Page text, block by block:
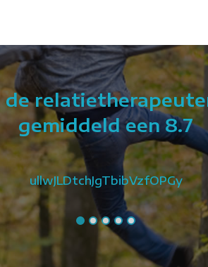
de
gemiddeld een 8.7
ullwJLDtchJgTbibVzfOPGy